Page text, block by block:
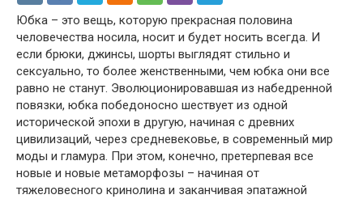
Юбка – это вещь, которую прекрасная половина
человечества носила, носит и будет носить всегда. И
если брюки, джинсы, шорты выглядят стильно и
сексуально, то более женственными, чем юбка они все
равно не станут. Эволюционировавшая из набедренной
повязки, юбка победоносно шествует из одной
исторической эпохи в другую, начиная с древних
цивилизаций, через средневековье, в современный мир
моды и гламура. При этом, конечно, претерпевая все
новые и новые метаморфозы – начиная от
тяжеловесного кринолина и заканчивая эпатажной